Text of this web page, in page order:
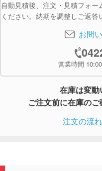
自動見積後、注文・見積フォ
ください。納期を調整しご返答
お問
営業時間
在庫は変動
ご注文前に在庫のご
注文の流